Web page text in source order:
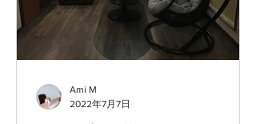
Ami M
2022年7月7日